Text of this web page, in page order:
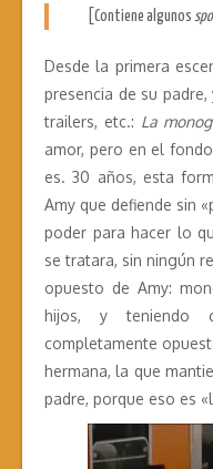
[Contiene algunos
Desde la primera
presencia de su
trailers, etc.: La
amor, pero en el
es. 30 años, esta
Amy que defiende sin
poder para hacer lo
se tratara, sin ningún
opuesto de Amy:
hijos, y teniendo
completamente
hermana, la que
padre, porque eso es